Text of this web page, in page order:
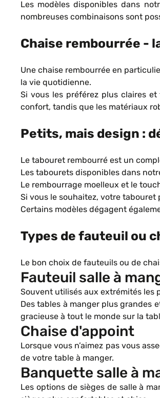
Les modèles disponibles dans
nombreuses combinaisons sont
Chaise rembourrée -
Une chaise rembourrée en
la vie quotidienne.
Si vous les préférez plus claires
confort, tandis que les matériaux
Petits, mais design :
Le tabouret rembourré est un
Les tabourets disponibles dans
Le rembourrage moelleux et le
Si vous le souhaitez, votre
Certains modèles dégagent
Types de fauteuil ou
Le bon choix de fauteuils ou de
Fauteuil salle à
Souvent utilisés aux extrémités les
Des tables à manger plus grandes
gracieuse à tout le monde sur la
Chaise d'appoint
Lorsque vous n’aimez pas vous
de votre table à manger.
Banquette salle à
Les options de sièges de salle à